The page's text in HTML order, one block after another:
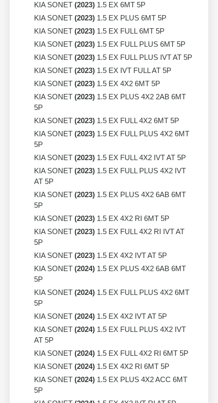
KIA SONET (2023) 1.5 EX 6MT 5P
KIA SONET (2023) 1.5 EX PLUS 6MT 5P
KIA SONET (2023) 1.5 EX FULL 6MT 5P
KIA SONET (2023) 1.5 EX FULL PLUS 6MT 5P
KIA SONET (2023) 1.5 EX FULL PLUS IVT AT 5P
KIA SONET (2023) 1.5 EX IVT FULL AT 5P
KIA SONET (2023) 1.5 EX 4X2 6MT 5P
KIA SONET (2023) 1.5 EX PLUS 4X2 2AB 6MT
5P
KIA SONET (2023) 1.5 EX FULL 4X2 6MT 5P
KIA SONET (2023) 1.5 EX FULL PLUS 4X2 6MT
5P
KIA SONET (2023) 1.5 EX FULL 4X2 IVT AT 5P
KIA SONET (2023) 1.5 EX FULL PLUS 4X2 IVT
AT 5P
KIA SONET (2023) 1.5 EX PLUS 4X2 6AB 6MT
5P
KIA SONET (2023) 1.5 EX 4X2 RI 6MT 5P
KIA SONET (2023) 1.5 EX FULL 4X2 RI IVT AT
5P
KIA SONET (2023) 1.5 EX 4X2 IVT AT 5P
KIA SONET (2024) 1.5 EX PLUS 4X2 6AB 6MT
5P
KIA SONET (2024) 1.5 EX FULL PLUS 4X2 6MT
5P
KIA SONET (2024) 1.5 EX 4X2 IVT AT 5P
KIA SONET (2024) 1.5 EX FULL PLUS 4X2 IVT
AT 5P
KIA SONET (2024) 1.5 EX FULL 4X2 RI 6MT 5P
KIA SONET (2024) 1.5 EX 4X2 RI 6MT 5P
KIA SONET (2024) 1.5 EX PLUS 4X2 ACC 6MT
5P